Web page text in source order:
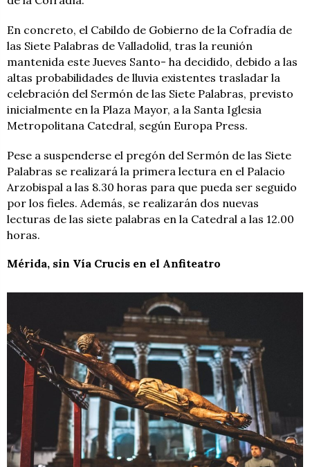
En concreto, el Cabildo de Gobierno de la Cofradía de
las Siete Palabras de Valladolid, tras la reunión
mantenida este Jueves Santo- ha decidido, debido a las
altas probabilidades de lluvia existentes trasladar la
celebración del Sermón de las Siete Palabras, previsto
inicialmente en la Plaza Mayor, a la Santa Iglesia
Metropolitana Catedral, según Europa Press.
Pese a suspenderse el pregón del Sermón de las Siete
Palabras se realizará la primera lectura en el Palacio
Arzobispal a las 8.30 horas para que pueda ser seguido
por los fieles. Además, se realizarán dos nuevas
lecturas de las siete palabras en la Catedral a las 12.00
horas.
Mérida, sin Vía Crucis en el Anfiteatro